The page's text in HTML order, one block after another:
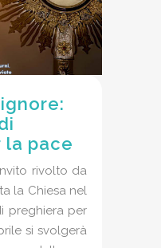
la pace
rivolto da
la Chiesa nel
preghiera per
si svolgerà